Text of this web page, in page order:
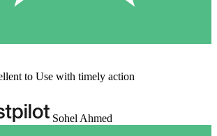
to Use with timely action
Sohel Ahmed